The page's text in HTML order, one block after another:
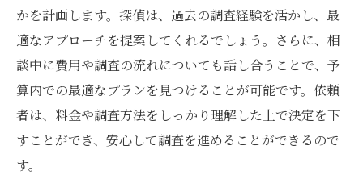
かを計画します。探偵は、過去の調査経験を活かし、最
適なアプローチを提案してくれるでしょう。さらに、相
談中に費用や調査の流れについても話し合うことで、予
算内での最適なプランを見つけることが可能です。依頼
者は、料金や調査方法をしっかり理解した上で決定を下
すことができ、安心して調査を進めることができるので
す。